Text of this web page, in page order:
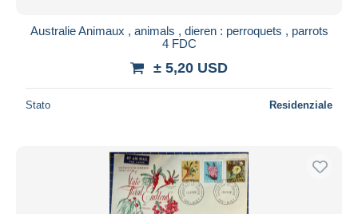
Australie Animaux , animals , dieren : perroquets , parrots
4 FDC
± 5,20 USD
Stato Residenziale